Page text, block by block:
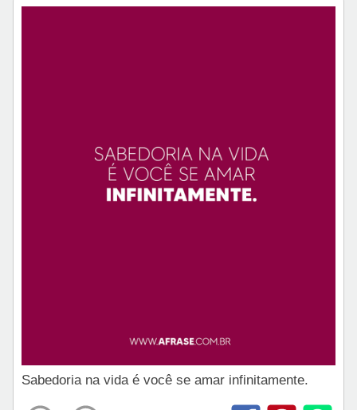
Sabedoria na vida é você se amar infinitamente.